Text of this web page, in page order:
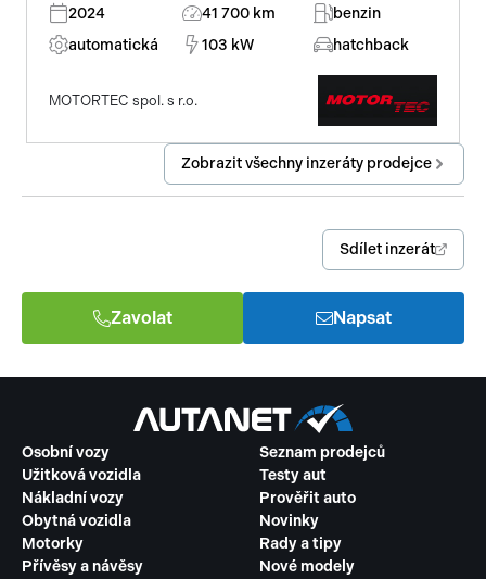
2024 41 700 km
benzin
automatická
103 kW hatchback
MOTORTEC spol. s r.o.
Zobrazit všechny inzeráty prodejce
Sdílet inzerát
Zavolat Napsat
Osobní vozy
Užitková vozidla
Nákladní vozy
Obytná vozidla
Motorky
Přívěsy a návěsy
Seznam prodejců
Testy aut
Prověřit auto
Novinky
Rady a tipy
Nové modely